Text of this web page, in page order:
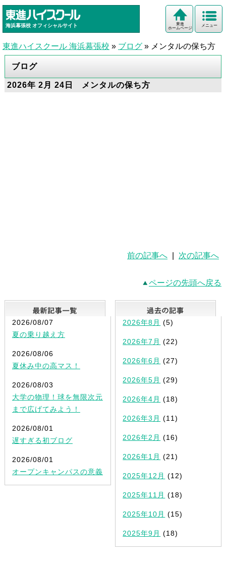
海浜幕張校 オフィシャルサイト メニュー
東進
ホームページ
東進ハイスクール 海浜幕張校 » ブログ » メンタルの保ち方
ブログ
2026年 2月 24日 メンタルの保ち方
前の記事へ 次の記事へ
ページの先頭へ戻る
最新記事一覧
2026/08/07
夏の乗り越え方
2026/08/06
夏休み中の高マス！
2026/08/03
大学の物理！球を無限次元
まで広げてみよう！
2026/08/01
遅すぎる初ブログ
2026/08/01
オープンキャンパスの意義
2026年8月 (5)
2026年7月 (22)
2026年6月 (27)
2026年5月 (29)
2026年4月 (18)
2026年3月 (11)
2026年2月 (16)
2026年1月 (21)
2025年12月 (12)
2025年11月 (18)
2025年10月 (15)
2025年9月 (18)